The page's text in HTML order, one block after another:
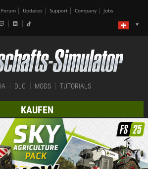
Forum Updates Support Company Jobs
DLC MODS TUTORIALS
KAUFEN